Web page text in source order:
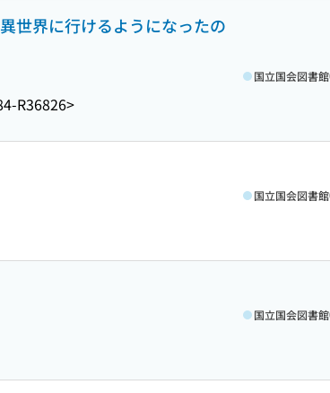
世界に行けるようになったの
R36826>
国立国会図書館
国立国会図書館
国立国会図書館